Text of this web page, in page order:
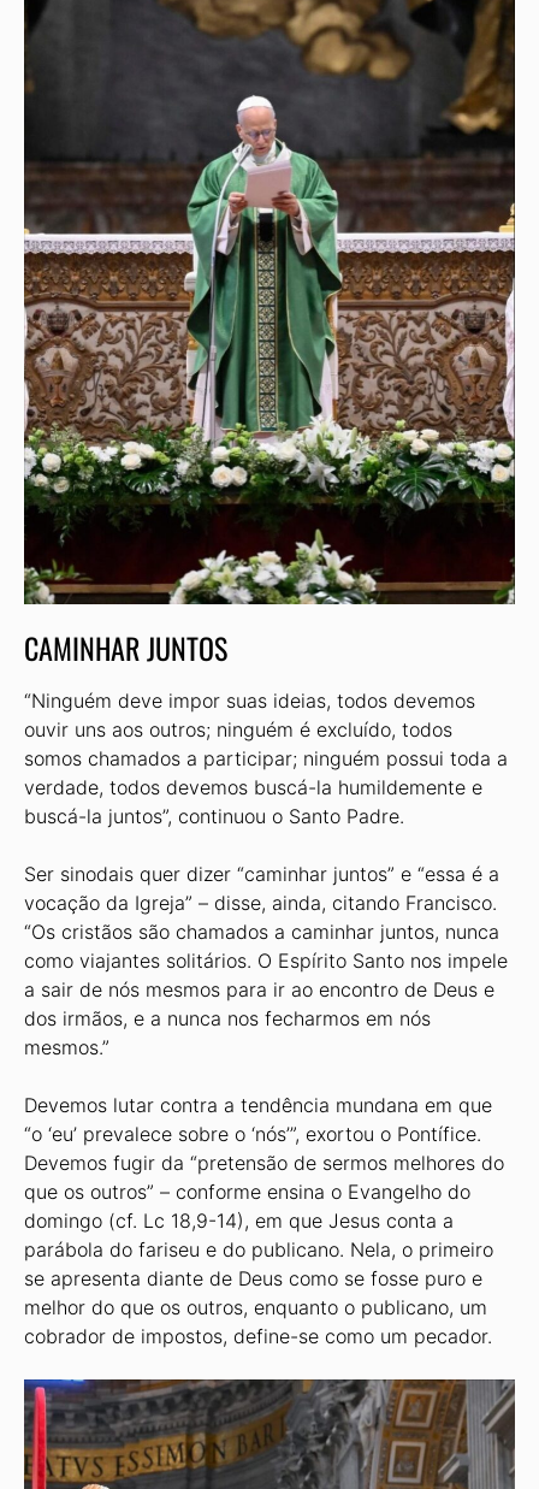
CAMINHAR JUNTOS
“Ninguém deve impor suas ideias, todos devemos
ouvir uns aos outros; ninguém é excluído, todos
somos chamados a participar; ninguém possui toda a
verdade, todos devemos buscá-la humildemente e
buscá-la juntos”, continuou o Santo Padre.
Ser sinodais quer dizer “caminhar juntos” e “essa é a
vocação da Igreja” – disse, ainda, citando Francisco.
“Os cristãos são chamados a caminhar juntos, nunca
como viajantes solitários. O Espírito Santo nos impele
a sair de nós mesmos para ir ao encontro de Deus e
dos irmãos, e a nunca nos fecharmos em nós
mesmos.”
Devemos lutar contra a tendência mundana em que
“o ‘eu’ prevalece sobre o ‘nós’”, exortou o Pontífice.
Devemos fugir da “pretensão de sermos melhores do
que os outros” – conforme ensina o Evangelho do
domingo (cf. Lc 18,9-14), em que Jesus conta a
parábola do fariseu e do publicano. Nela, o primeiro
se apresenta diante de Deus como se fosse puro e
melhor do que os outros, enquanto o publicano, um
cobrador de impostos, define-se como um pecador.